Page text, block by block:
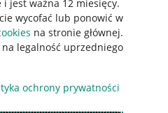
jest ważna 12 miesięcy.
wycofać lub ponowić w
na stronie głównej.
legalność uprzedniego
ochrony prywatności